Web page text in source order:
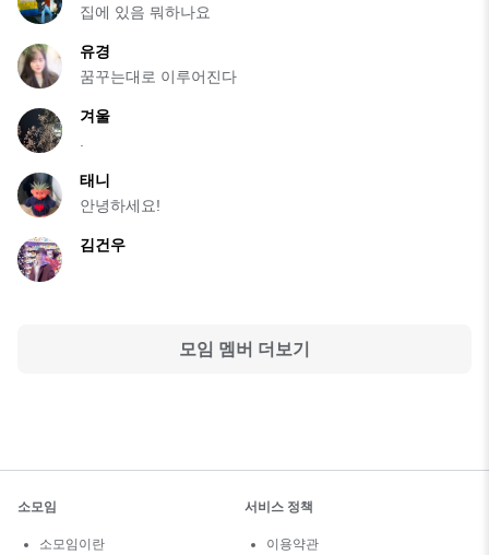
집에 있음 뭐하나요
유경
꿈꾸는대로 이루어진다
겨울
태니
안녕하세요!
김건우
모임 멤버 더보기
소모임
소모임이란
서비스 정책
이용약관